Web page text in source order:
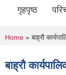
गृहपृष्ठ
You are
Home » बाह्राै
बाह्राै